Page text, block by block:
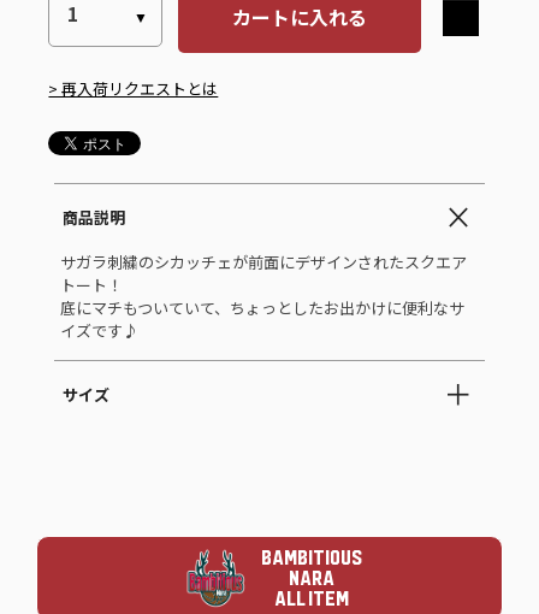
カートに入れる
> 再入荷リクエストとは
商品説明
サガラ刺繍のシカッチェが前面にデザインされたスクエア
トート！
底にマチもついていて、ちょっとしたお出かけに便利なサ
イズです♪
サイズ
BAMBITIOUS
NARA
ALL ITEM